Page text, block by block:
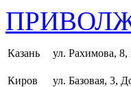
Казань ул. Рахимова,
Киров ул. Базовая, 3,